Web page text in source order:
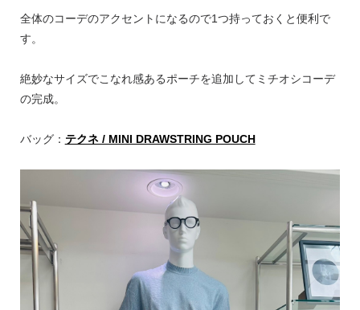
全体のコーデのアクセントになるので1つ持っておくと便利で
す。
絶妙なサイズでこなれ感あるポーチを追加してミチオシコーデ
の完成。
バッグ： テクネ / MINI DRAWSTRING POUCH